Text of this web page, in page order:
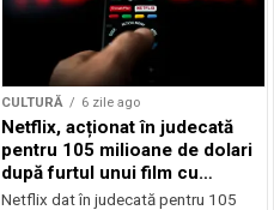
CULTURĂ 6 zile ago
Netflix, acționat în judecată
pentru 105 milioane de dolari
după furtul unui film cu
Nicolas Cage
Netflix dat în judecată pentru 105